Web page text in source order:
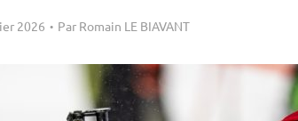
2026 Par Romain LE BIAVANT